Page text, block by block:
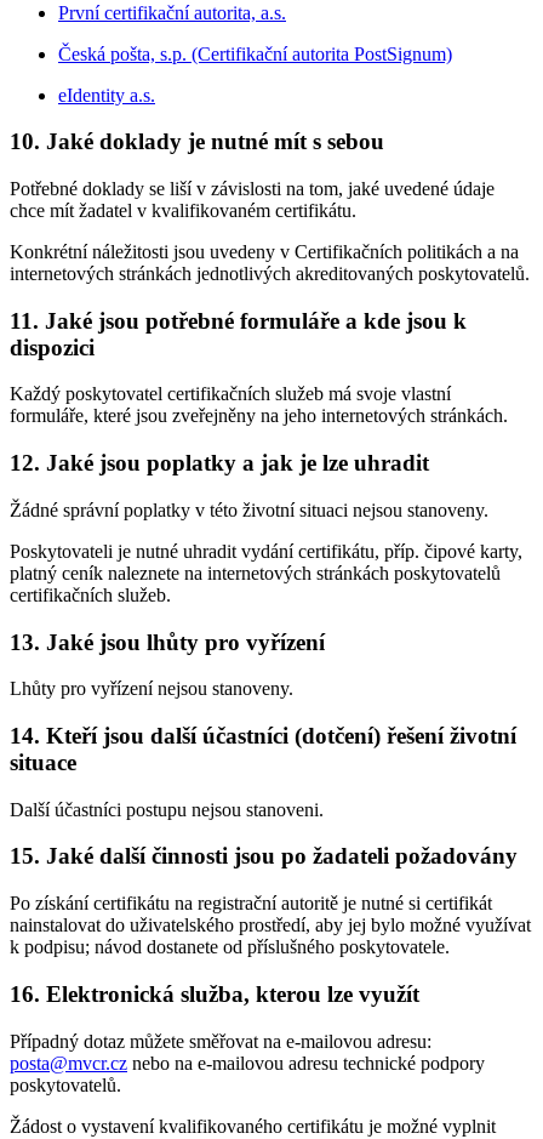
První certifikační autorita, a.s.
Česká pošta, s.p. (Certifikační autorita PostSignum)
eIdentity a.s.
10. Jaké doklady je nutné mít s sebou
Potřebné doklady se liší v závislosti na tom, jaké uvedené údaje
chce mít žadatel v kvalifikovaném certifikátu.
Konkrétní náležitosti jsou uvedeny v Certifikačních politikách a na
internetových stránkách jednotlivých akreditovaných poskytovatelů.
11. Jaké jsou potřebné formuláře a kde jsou k
dispozici
Každý poskytovatel certifikačních služeb má svoje vlastní
formuláře, které jsou zveřejněny na jeho internetových stránkách.
12. Jaké jsou poplatky a jak je lze uhradit
Žádné správní poplatky v této životní situaci nejsou stanoveny.
Poskytovateli je nutné uhradit vydání certifikátu, příp. čipové karty,
platný ceník naleznete na internetových stránkách poskytovatelů
certifikačních služeb.
13. Jaké jsou lhůty pro vyřízení
Lhůty pro vyřízení nejsou stanoveny.
14. Kteří jsou další účastníci (dotčení) řešení životní
situace
Další účastníci postupu nejsou stanoveni.
15. Jaké další činnosti jsou po žadateli požadovány
Po získání certifikátu na registrační autoritě je nutné si certifikát
nainstalovat do uživatelského prostředí, aby jej bylo možné využívat
k podpisu; návod dostanete od příslušného poskytovatele.
16. Elektronická služba, kterou lze využít
Případný dotaz můžete směřovat na e-mailovou adresu:
posta@mvcr.cz nebo na e-mailovou adresu technické podpory
poskytovatelů.
Žádost o vystavení kvalifikovaného certifikátu je možné vyplnit